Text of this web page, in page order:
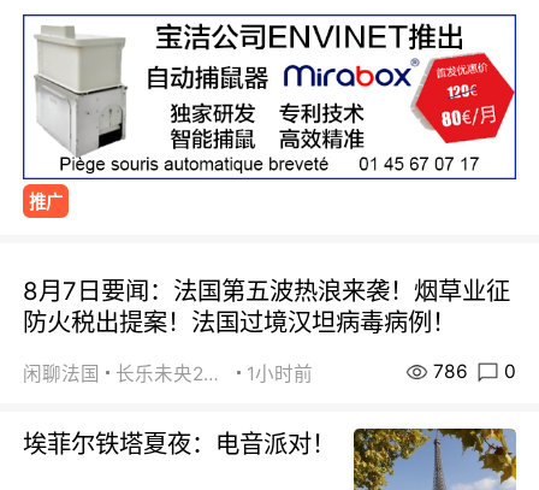
推广
8月7日要闻：法国第五波热浪来袭！烟草业征
防火税出提案！法国过境汉坦病毒病例！
闲聊法国 长乐未央2015 1小时前 786 0
埃菲尔铁塔夏夜：电音派对！